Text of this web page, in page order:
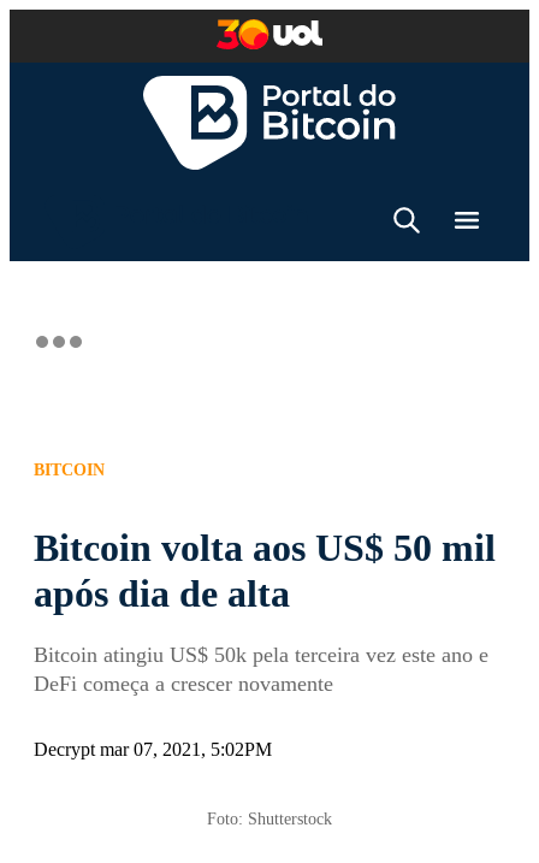
BITCOIN
Bitcoin volta aos US$ 50 mil
após dia de alta
Bitcoin atingiu US$ 50k pela terceira vez este ano e
DeFi começa a crescer novamente
Decrypt mar 07, 2021, 5:02PM
Foto: Shutterstock